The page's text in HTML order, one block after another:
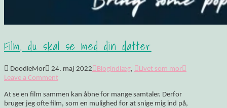
Film, du skal se med din datter
DoodleMor 24. maj 2022 Blogindlæg,
Livet som mor
Leave a Comment
At se en film sammen kan åbne for mange samtaler. Derfor
bruger jeg ofte film, som en mulighed for at snige mig ind på,